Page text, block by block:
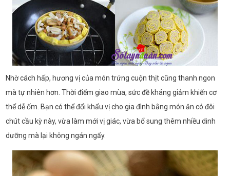
Nhờ cách hấp, hương vị của món trứng cuộn thịt cũng thanh ngon
mà tự nhiên hơn. Thời điểm giao mùa, sức đề kháng giảm khiến cơ
thể dễ ốm. Bạn có thể đổi khẩu vị cho gia đình bằng món ăn có đôi
chút cầu kỳ này, vừa làm mới vị giác, vừa bổ sung thêm nhiều dinh
dưỡng mà lại không ngán ngấy.